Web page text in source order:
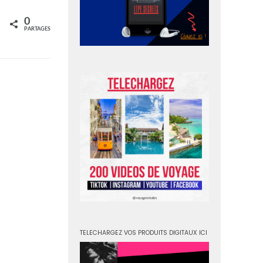
0
PARTAGES
TELECHARGEZ VOS PRODUITS DIGITAUX ICI